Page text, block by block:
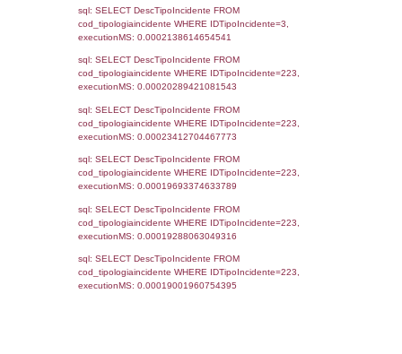
(f_territori_limitrofi.IDTipologiaTerritorio =
cod_territori_tipologia.IDTipologiaTerritorio)
cod_territori_tipologia.IDTerritorioTP)
(((f_territori_limitrofi.IDNotifica)=5573) AND
((f_territori_limitrofi.IDTipoTerritorio)=9)),
0.068465948104858
sql: SELECT
reg_f_territori_limitrofi.Direzione,
reg_f_territori_limitrofi.Denominazione,
JOIN cod_territori_tipologia ON
(reg_f_territori_limitrofi.IDTipologiaTerritorio =